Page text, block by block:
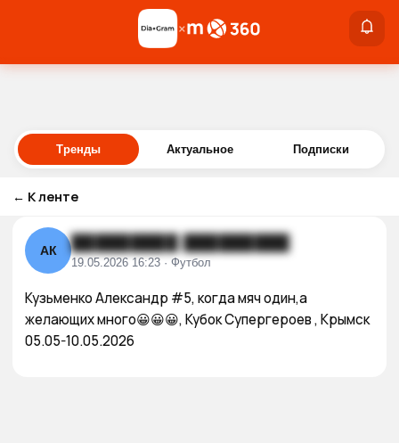
Войти
×
Тренды Актуальное Подписки
← К ленте
АК █████████ █████████
19.05.2026 16:23 · Футбол
Кузьменко Александр #5, когда мяч один,а
желающих много😀😀😀, Кубок Супергероев , Крымск
05.05-10.05.2026